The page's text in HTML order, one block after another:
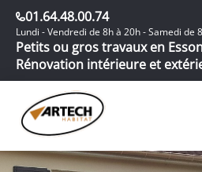
01.64.48.00.74
Lundi - Vendredi de 8h à 20h - Samedi de
Petits ou gros travaux en
Rénovation intérieure et